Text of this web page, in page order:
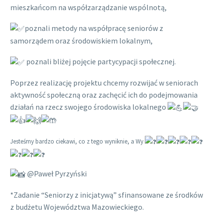
mieszkańcom na współzarządzanie wspólnotą,
poznali metody na współpracę seniorów z
samorządem oraz środowiskiem lokalnym,
poznali bliżej pojęcie partycypacji społecznej.
Poprzez realizację projektu chcemy rozwijać w seniorach
aktywność społeczną oraz zachęcić ich do podejmowania
działań na rzecz swojego środowiska lokalnego
Jesteśmy bardzo ciekawi, co z tego wyniknie, a Wy
@Paweł Pyrzyński
*Zadanie “Seniorzy z inicjatywą” sfinansowane ze środków
z budżetu Województwa Mazowieckiego.